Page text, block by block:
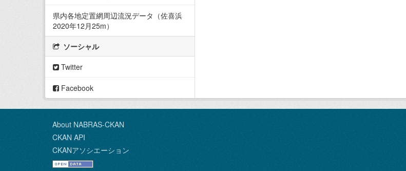
県内各地定置網周辺流況データ（佐喜浜
2020年12月25m）
ソーシャル
Twitter
Facebook
About NABRAS-CKAN
CKAN API
CKANアソシエーション